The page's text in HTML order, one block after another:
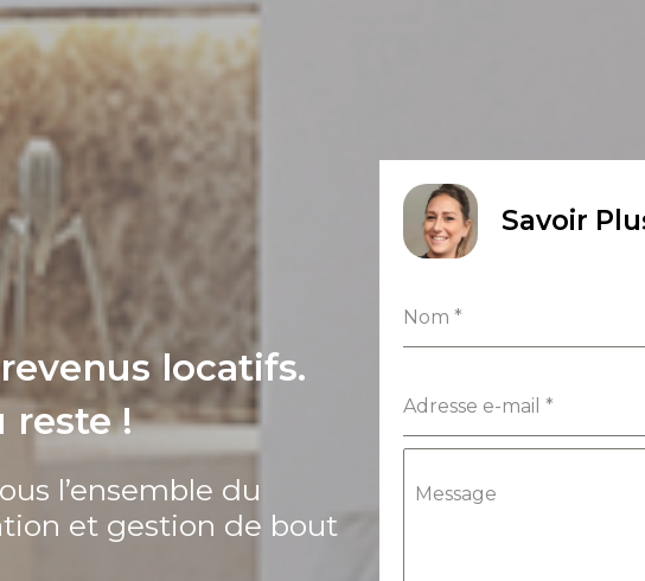
locatifs.
reste !
l’ensemble du
et gestion de bout
Savoir
Nom *
Adresse e-mail *
Message